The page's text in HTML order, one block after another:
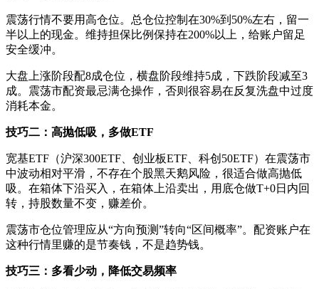
震荡行情不要用高仓位。总仓位控制在30%到50%左右，留一
半以上的现金。维持担保比例保持在200%以上，给账户留足
安全缓冲。
大盘上涨阶段配8成仓位，横盘阶段维持5成，下跌阶段减至3
成。震荡市配资最忌满仓操作，否则很容易在反复洗盘中过度
消耗本金。
技巧二：高抛低吸，多做ETF
宽基ETF（沪深300ETF、创业板ETF、科创50ETF）在震荡市
中波动相对平滑，不存在个股黑天鹅风险，很适合做高抛低
吸。在箱体下沿买入，在箱体上沿卖出，用底仓做T+0日内回
转，持股数量不变，赚差价。
震荡市仓位管理应从“方向预测”转向“区间概率”。配资账户在
这种行情里赚的是节奏钱，不是趋势钱。
技巧三：多看少动，降低交易频率